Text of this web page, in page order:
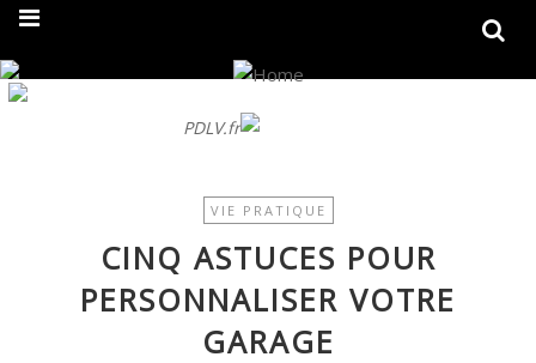
PDLV.fr
VIE PRATIQUE
CINQ ASTUCES POUR
PERSONNALISER VOTRE
GARAGE